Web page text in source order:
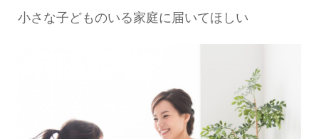
小さな子どものいる家庭に届いてほしい